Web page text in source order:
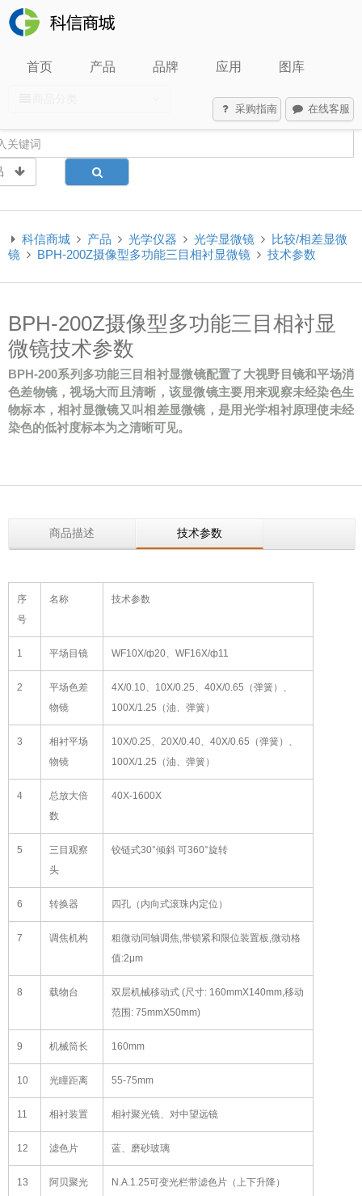
首页 产品 品牌 应用 图库
采购指南 在线客服
科信商城 产品 光学仪器 光学显微镜
比较/相差显微
镜
BPH-200Z摄像型多功能三目相衬显微镜 技术参数
BPH-200Z摄像型多功能三目相衬显
微镜技术参数
BPH-200系列多功能三目相衬显微镜配置了大视野目镜和平场消
色差物镜，视场大而且清晰，该显微镜主要用来观察未经染色生
物标本，相衬显微镜又叫相差显微镜，是用光学相衬原理使未经
染色的低衬度标本为之清晰可见。
商品描述 技术参数
序
号
名称 技术参数
1 平场目镜 WF10X/ф20、WF16X/ф11
2
平场色差
物镜
4X/0.10、10X/0.25、40X/0.65（弹簧）、
100X/1.25（油、弹簧）
3
相衬平场
物镜
10X/0.25、20X/0.40、40X/0.65（弹簧）、
100X/1.25（油、弹簧）
4
总放大倍
数
40X-1600X
5
三目观察
头
铰链式30°倾斜 可360°旋转
6 转换器 四孔（内向式滚珠内定位）
7 调焦机构
粗微动同轴调焦,带锁紧和限位装置板,微动格
值:2μm
8 载物台
双层机械移动式 (尺寸: 160mmX140mm,移动
范围: 75mmX50mm)
9 机械筒长 160mm
10 光瞳距离 55-75mm
11 相衬装置 相衬聚光镜、对中望远镜
12 滤色片 蓝、磨砂玻璃
13
阿贝聚光
N.A.1.25可变光栏带滤色片（上下升降）